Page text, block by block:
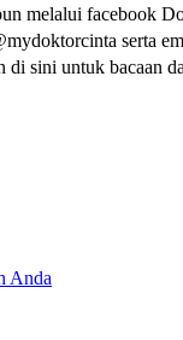
melalui facebook
serta
di sini untuk bacaan
Anda